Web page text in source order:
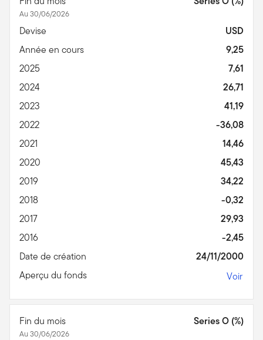
Au 30/06/2026
Devise
USD
Année en cours
9,25
2025
7,61
2024
26,71
2023
41,19
2022
-36,08
2021
14,46
2020
45,43
2019
34,22
2018
-0,32
2017
29,93
2016
-2,45
Date de création
24/11/2000
Aperçu du fonds
Voir
Fin du mois
Au 30/06/2026
Series O (%)